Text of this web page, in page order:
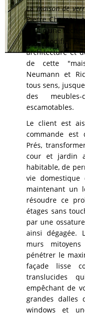
Lamaison de
Pierre Chareau
fruit d’une
qui modifie la
architecture et
de cette
Neumann et
tous sens,
des
escamotables.
Le client est
commande est
Prés,
cour et jardin
habitable, de
vie
maintenant un
résoudre ce
étages sans
par une
ainsi dégagée.
murs
pénétrer le
façade lisse
translucides
empêchant de
grandes dalles
windows et